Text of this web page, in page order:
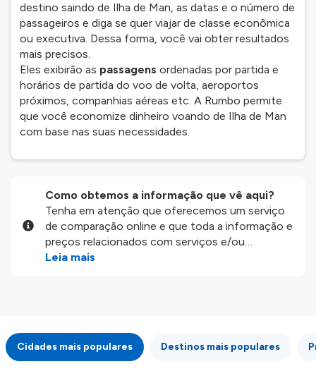
destino saindo de Ilha de Man, as datas e o número de
passageiros e diga se quer viajar de classe econômica
ou executiva. Dessa forma, você vai obter resultados
mais precisos.
Eles exibirão as passagens ordenadas por partida e
horários de partida do voo de volta, aeroportos
próximos, companhias aéreas etc. A Rumbo permite
que você economize dinheiro voando de Ilha de Man
com base nas suas necessidades.
Como obtemos a informação que vê aqui?
Tenha em atenção que oferecemos um serviço
de comparação online e que toda a informação e
preços relacionados com serviços e/ou
produtos disponíveis no nosso website são
integridade ou pela precisão da informação
publicada, por isso verifique com atenção todas
as condições no website do parceiro antes de
Leia mais
Cidades mais populares Destinos mais populares